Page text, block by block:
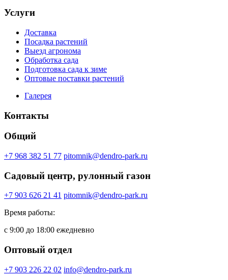
Услуги
Доставка
Посадка растений
Выезд агронома
Обработка сада
Подготовка сада к зиме
Оптовые поставки растений
Галерея
Контакты
Общий
+7 968 382 51 77 pitomnik@dendro-park.ru
Садовый центр, рулонный газон
+7 903 626 21 41 pitomnik@dendro-park.ru
Время работы:
с 9:00 до 18:00 ежедневно
Оптовый отдел
+7 903 226 22 02 info@dendro-park.ru